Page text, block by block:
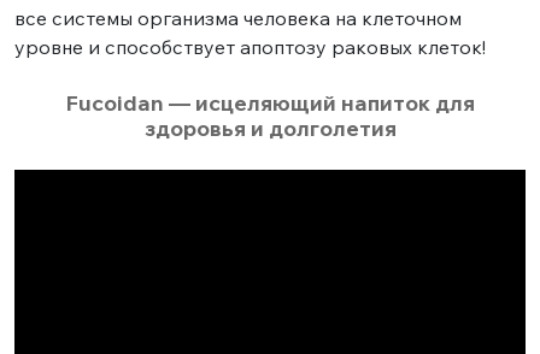
все системы организма человека на клеточном
уровне и способствует апоптозу раковых клеток!
Fucoidan — исцеляющий напиток для
здоровья и долголетия